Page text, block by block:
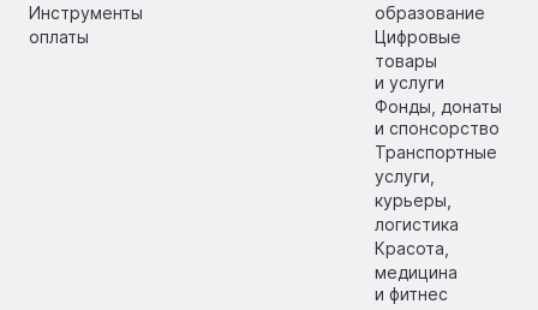
Инструменты
оплаты
образование
Цифровые
товары
и услуги
Фонды, донаты
и спонсорство
Транспортные
услуги,
курьеры,
логистика
Красота,
медицина
и фитнес